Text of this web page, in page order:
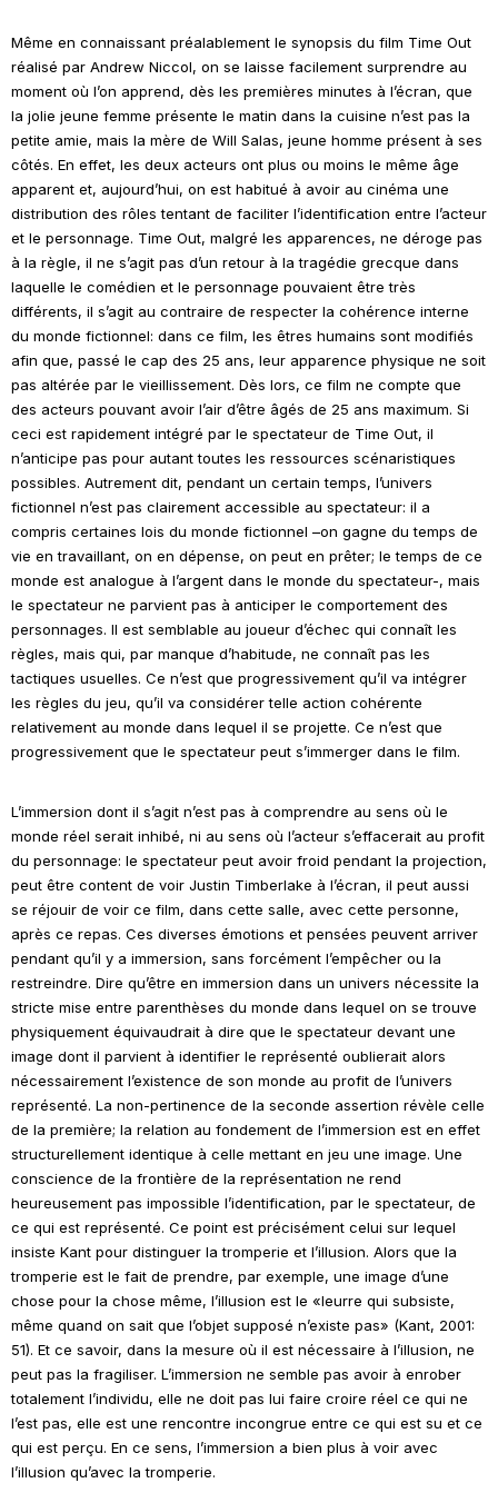
Même en connaissant préalablement le synopsis du film Time Out
réalisé par Andrew Niccol, on se laisse facilement surprendre au
moment où l’on apprend, dès les premières minutes à l’écran, que
la jolie jeune femme présente le matin dans la cuisine n’est pas la
petite amie, mais la mère de Will Salas, jeune homme présent à ses
côtés. En effet, les deux acteurs ont plus ou moins le même âge
apparent et, aujourd’hui, on est habitué à avoir au cinéma une
distribution des rôles tentant de faciliter l’identification entre l’acteur
et le personnage. Time Out, malgré les apparences, ne déroge pas
à la règle, il ne s’agit pas d’un retour à la tragédie grecque dans
laquelle le comédien et le personnage pouvaient être très
différents, il s’agit au contraire de respecter la cohérence interne
du monde fictionnel: dans ce film, les êtres humains sont modifiés
afin que, passé le cap des 25 ans, leur apparence physique ne soit
pas altérée par le vieillissement. Dès lors, ce film ne compte que
des acteurs pouvant avoir l’air d’être âgés de 25 ans maximum. Si
ceci est rapidement intégré par le spectateur de Time Out, il
n’anticipe pas pour autant toutes les ressources scénaristiques
possibles. Autrement dit, pendant un certain temps, l’univers
fictionnel n’est pas clairement accessible au spectateur: il a
compris certaines lois du monde fictionnel –on gagne du temps de
vie en travaillant, on en dépense, on peut en prêter; le temps de ce
monde est analogue à l’argent dans le monde du spectateur-, mais
le spectateur ne parvient pas à anticiper le comportement des
personnages. Il est semblable au joueur d’échec qui connaît les
règles, mais qui, par manque d’habitude, ne connaît pas les
tactiques usuelles. Ce n’est que progressivement qu’il va intégrer
les règles du jeu, qu’il va considérer telle action cohérente
relativement au monde dans lequel il se projette. Ce n’est que
progressivement que le spectateur peut s’immerger dans le film.
L’immersion dont il s’agit n’est pas à comprendre au sens où le
monde réel serait inhibé, ni au sens où l’acteur s’effacerait au profit
du personnage: le spectateur peut avoir froid pendant la projection,
peut être content de voir Justin Timberlake à l’écran, il peut aussi
se réjouir de voir ce film, dans cette salle, avec cette personne,
après ce repas. Ces diverses émotions et pensées peuvent arriver
pendant qu’il y a immersion, sans forcément l’empêcher ou la
restreindre. Dire qu’être en immersion dans un univers nécessite la
stricte mise entre parenthèses du monde dans lequel on se trouve
physiquement équivaudrait à dire que le spectateur devant une
image dont il parvient à identifier le représenté oublierait alors
nécessairement l’existence de son monde au profit de l’univers
représenté. La non-pertinence de la seconde assertion révèle celle
de la première; la relation au fondement de l’immersion est en effet
structurellement identique à celle mettant en jeu une image. Une
conscience de la frontière de la représentation ne rend
heureusement pas impossible l’identification, par le spectateur, de
ce qui est représenté. Ce point est précisément celui sur lequel
insiste Kant pour distinguer la tromperie et l’illusion. Alors que la
tromperie est le fait de prendre, par exemple, une image d’une
chose pour la chose même, l’illusion est le «leurre qui subsiste,
même quand on sait que l’objet supposé n’existe pas» (Kant, 2001:
51). Et ce savoir, dans la mesure où il est nécessaire à l’illusion, ne
peut pas la fragiliser. L’immersion ne semble pas avoir à enrober
totalement l’individu, elle ne doit pas lui faire croire réel ce qui ne
l’est pas, elle est une rencontre incongrue entre ce qui est su et ce
qui est perçu. En ce sens, l’immersion a bien plus à voir avec
l’illusion qu’avec la tromperie.